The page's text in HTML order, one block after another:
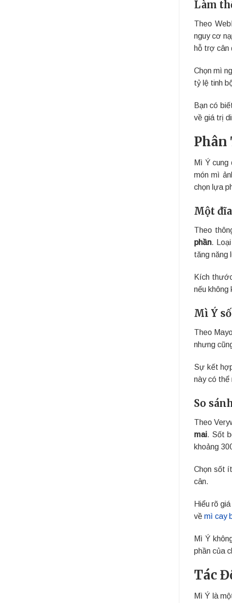
Làm
Theo
nguy cơ
hỗ trợ cân
Chọn mì
tỷ lệ tinh
Bạn có
về giá trị
Phân
Mì Ý cung
món mì
chọn lựa
Một
Theo
phần.
tăng năng
Kích
nếu
Mì Ý
Theo
nhưng
Sự kết
này có thể
So
Theo
mai. Sốt
khoảng
Chọn sốt
cân.
Hiểu rõ
về mì cay
Mì Ý
phần của
Tác
Mì Ý là